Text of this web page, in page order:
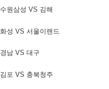
원삼성 VS 김해
성 VS 서울이랜드
남 VS 대구
포 VS 충북청주